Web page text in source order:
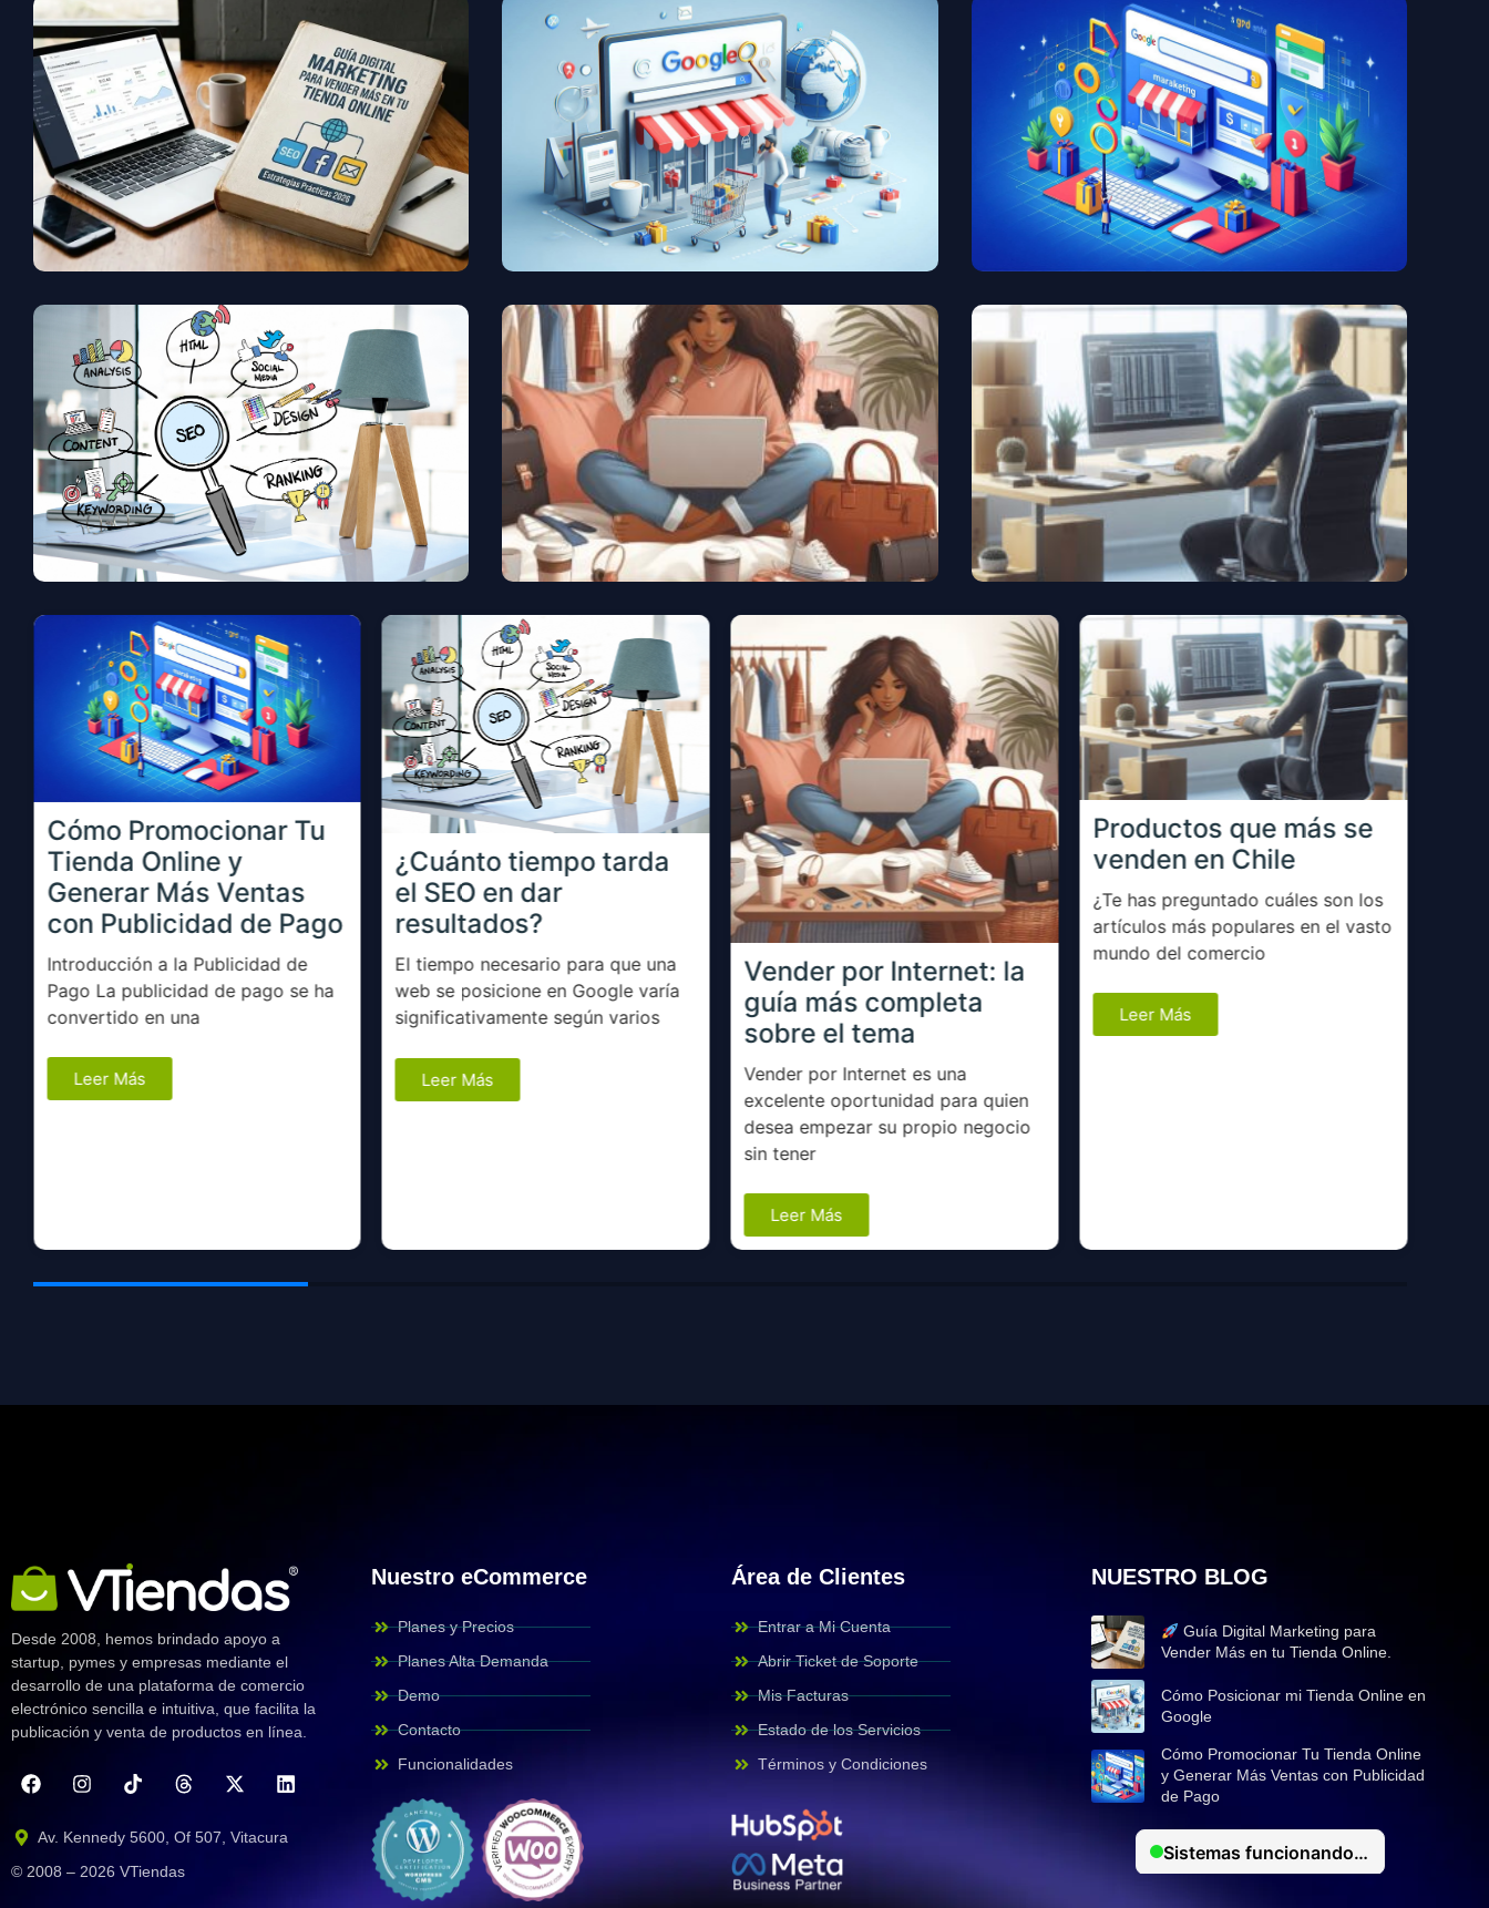
Guía Digital Marketing
Para Vender Más En Tu
Tienda Online.
Cómo Posicionar Mi Tienda
Online En Google
Cómo Promocionar Tu
Tienda Online Y Generar Más
Ventas Con Publicidad De
Pago
¿Cuánto Tiempo Tarda El
SEO En Dar Resultados?
Vender Por Internet: La Guía
Más Completa Sobre El
Productos Que Más Se
Venden En Chile
Cómo Promocionar Tu
Tienda Online y
Generar Más Ventas
con Publicidad de Pago
Introducción a la Publicidad de
Pago La publicidad de pago se ha
convertido en una
Leer Más
¿Cuánto tiempo tarda
el SEO en dar
resultados?
El tiempo necesario para que una
web se posicione en Google varía
significativamente según varios
Leer Más
Vender por Internet: la
guía más completa
sobre el tema
Vender por Internet es una
excelente oportunidad para quien
desea empezar su propio negocio
sin tener
Leer Más
Productos que más se
venden en Chile
¿Te has preguntado cuáles son los
artículos más populares en el vasto
mundo del comercio
Leer Más
Desde 2008, hemos brindado apoyo a
startup, pymes y empresas mediante el
desarrollo de una plataforma de comercio
electrónico sencilla e intuitiva, que facilita la
publicación y venta de productos en línea.
Av. Kennedy 5600, Of 507, Vitacura
© 2008 – 2026 VTiendas
Nuestro eCommerce
Planes y Precios
Planes Alta Demanda
Demo
Contacto
Funcionalidades
Área de Clientes
Entrar a Mi Cuenta
Abrir Ticket de Soporte
Mis Facturas
Estado de los Servicios
Términos y Condiciones
NUESTRO BLOG
Guía Digital Marketing para
Vender Más en tu Tienda Online.
Cómo Posicionar mi Tienda Online en
Google
Cómo Promocionar Tu Tienda Online
y Generar Más Ventas con Publicidad
de Pago